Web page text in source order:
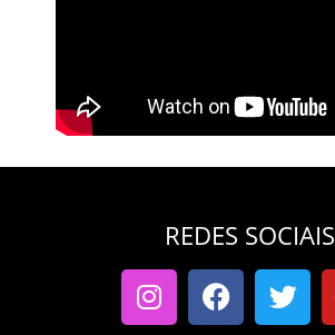
REDES SOCIAIS